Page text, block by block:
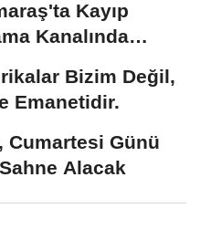
Kayıp
Kanalında
Bizim Değil,
Emanetidir.
Cumartesi Günü
Alacak